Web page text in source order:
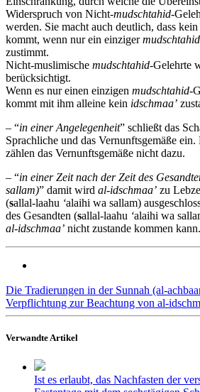
Widerspruch von Nicht-mudschtahid-
werden. Sie macht auch deutlich, dass kein
kommt, wenn nur ein einzigermudschtahid
zustimmt.
Nicht-muslimische mudschtahid-Gelehrte
berücksichtigt.
Wenn es nur einen einzigen mudschtahid-
kommt mit ihm alleine kein idschmaa’
– “in einer Angelegenheit” schließt das
Sprachliche und das Vernunftsgemäße
zählen das Vernunftsgemäße nicht dazu.
– “in einer Zeit nach der Zeit des
sallam)” damit wird al-idschmaa’ zu
(sallal-laahu ‘alaihi wa sallam)
des Gesandten (sallal-laahu ‘alaihi wa
al-idschmaa’ nicht zustande kommen kann.
Verpflichtung zur Beachtung von al-
Verwandte Artikel
Ist es erlaubt, das Nachfasten der